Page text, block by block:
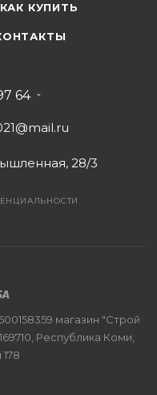
КАК КУПИТЬ
64
28/3
магазин "Строй
Республика Коми,